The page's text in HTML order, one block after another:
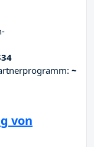
~
von